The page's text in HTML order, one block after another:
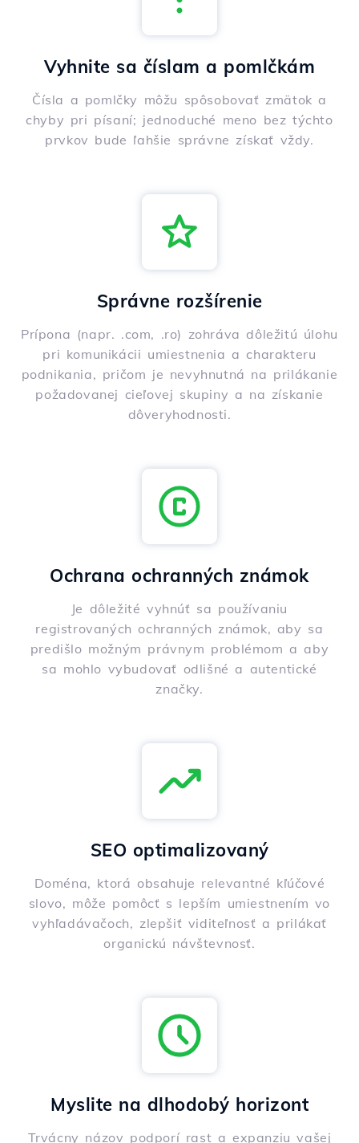
Vyhnite sa číslam a pomlčkám
Čísla a pomlčky môžu spôsobovať zmätok a
chyby pri písaní; jednoduché meno bez týchto
prvkov bude ľahšie správne získať vždy.
Správne rozšírenie
Prípona (napr. .com, .ro) zohráva dôležitú úlohu
pri komunikácii umiestnenia a charakteru
podnikania, pričom je nevyhnutná na prilákanie
požadovanej cieľovej skupiny a na získanie
dôveryhodnosti.
Ochrana ochranných známok
Je dôležité vyhnúť sa používaniu
registrovaných ochranných známok, aby sa
predišlo možným právnym problémom a aby
sa mohlo vybudovať odlišné a autentické
značky.
SEO optimalizovaný
Doména, ktorá obsahuje relevantné kľúčové
slovo, môže pomôcť s lepším umiestnením vo
vyhľadávačoch, zlepšiť viditeľnosť a prilákať
organickú návštevnosť.
Myslite na dlhodobý horizont
Trvácny názov podporí rast a expanziu vašej